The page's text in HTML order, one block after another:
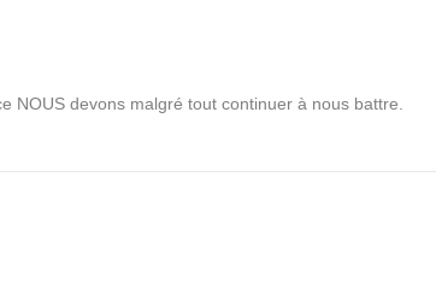
NOUS devons malgré tout continuer à nous battre.